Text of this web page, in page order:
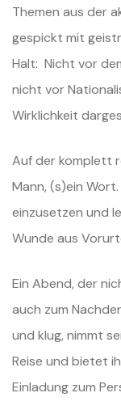
Themen aus der
gespickt mit
Halt: Nicht vor
nicht vor
Wirklichkeit
Auf der komplett
Mann, (s)ein
einzusetzen und
Wunde aus
Ein Abend, der
auch zum
und klug, nimmt
Reise und bietet
Einladung zum